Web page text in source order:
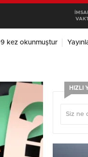
21:21
kez okunmuştur
HIZLI